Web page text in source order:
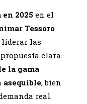
2025 en el
Tessoro
liderar las
clara.
la gama
asequible, bien
real.